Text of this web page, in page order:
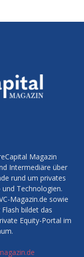
Magazin
Intermediäre über
rund um privates
Technologien.
Magazin.de sowie
bildet das
Equity-Portal im